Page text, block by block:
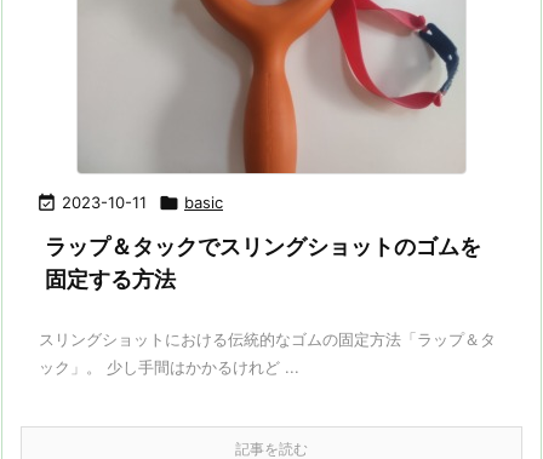
 2023-10-11  basic
ラップ＆タックでスリングショットのゴムを
固定する方法
スリングショットにおける伝統的なゴムの固定方法「ラップ＆タ
ック」。 少し手間はかかるけれど ...
記事を読む